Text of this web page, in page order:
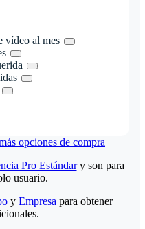
vídeo al mes
opciones de compra
Pro Estándary son para
usuario.
y Empresa para obtener